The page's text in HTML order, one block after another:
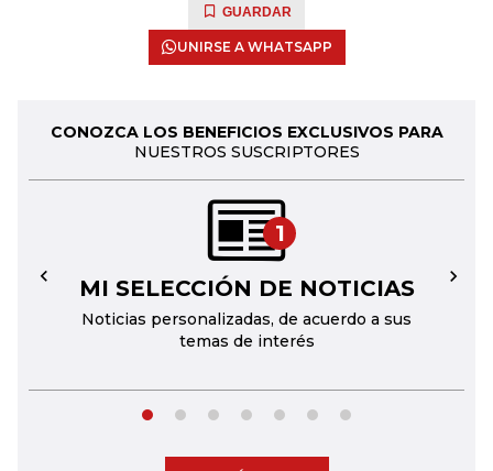
GUARDAR
UNIRSE A WHATSAPP
CONOZCA LOS BENEFICIOS EXCLUSIVOS PARA
NUESTROS SUSCRIPTORES
1
MI SELECCIÓN DE NOTICIAS
Noticias personalizadas, de acuerdo a sus
temas de interés
← →